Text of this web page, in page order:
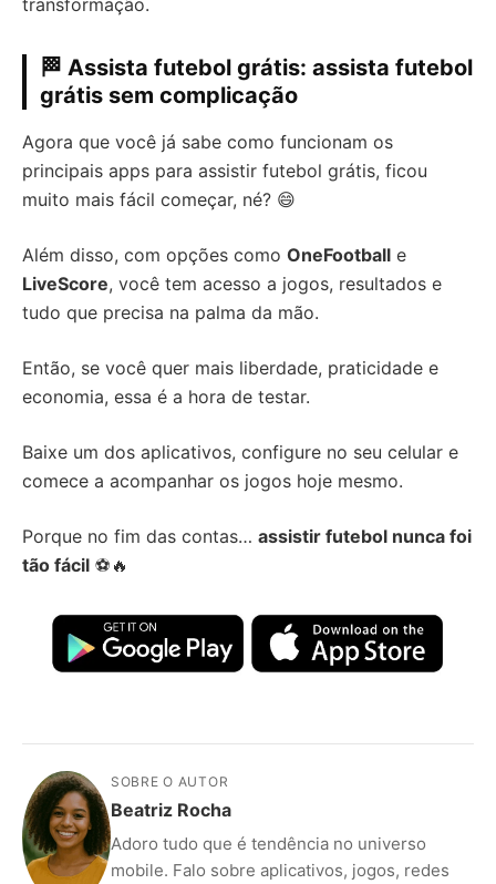
transformação.
🏁 Assista futebol grátis: assista futebol
grátis sem complicação
Agora que você já sabe como funcionam os
principais apps para assistir futebol grátis, ficou
muito mais fácil começar, né? 😄
Além disso, com opções como OneFootball e
LiveScore, você tem acesso a jogos, resultados e
tudo que precisa na palma da mão.
Então, se você quer mais liberdade, praticidade e
economia, essa é a hora de testar.
Baixe um dos aplicativos, configure no seu celular e
comece a acompanhar os jogos hoje mesmo.
Porque no fim das contas… assistir futebol nunca foi
tão fácil ⚽🔥
SOBRE O AUTOR
Beatriz Rocha
Adoro tudo que é tendência no universo
mobile. Falo sobre aplicativos, jogos, redes